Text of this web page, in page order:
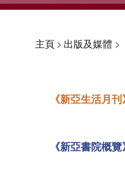
主頁> 出版及媒體 >
《新亞生活月刊
《新亞書院概覽